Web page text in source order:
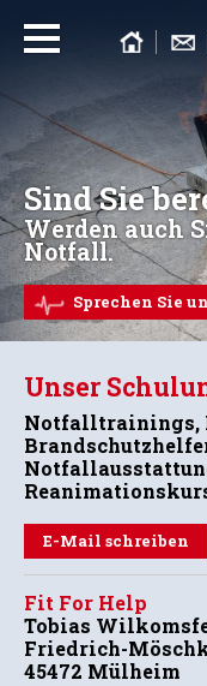
Sind Sie
Werden auch
Notfall.
Sprechen Sie
Unser
Notfalltrainings,
E-Mail schreiben
Fit For Help
Tobias
Friedrich-
45472 Mülheim